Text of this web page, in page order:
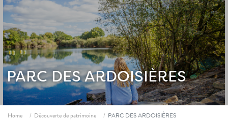
PARC DES ARDOISIÈRES
Fil d'ariane
Home Découverte de patrimoine PARC DES ARDOISIÈRES